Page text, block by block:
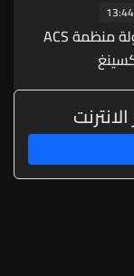
13:44
الجولة الثانية من بطولة منظمة ACS